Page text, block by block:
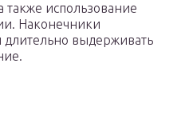
использование
Наконечники
выдерживать